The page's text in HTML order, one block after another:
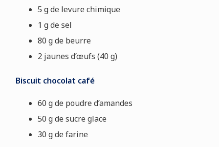
5 g de levure chimique
1 g de sel
80 g de beurre
2 jaunes d’œufs (40 g)
Biscuit chocolat café
60 g de poudre d’amandes
50 g de sucre glace
30 g de farine